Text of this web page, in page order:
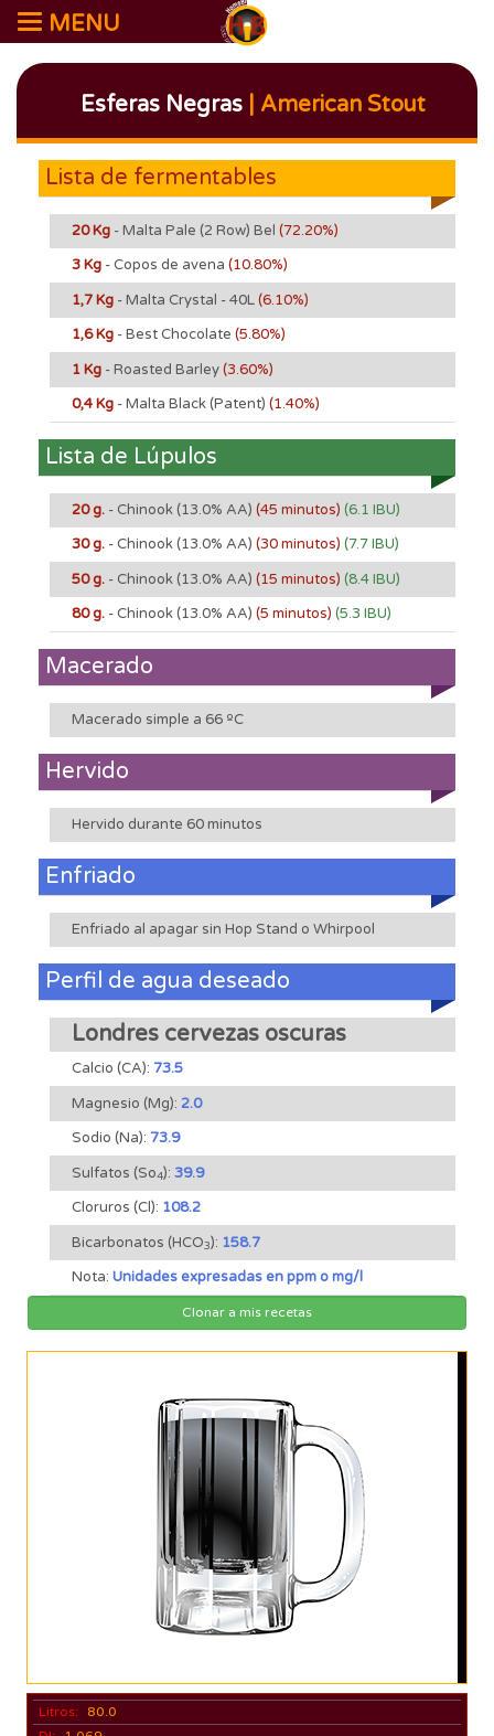
MENU
Esferas Negras| American Stout
Lista de fermentables
20 Kg - Malta Pale (2 Row) Bel (72.20%)
3 Kg - Copos de avena (10.80%)
1,7 Kg - Malta Crystal - 40L(6.10%)
1,6 Kg - Best Chocolate (5.80%)
1 Kg - Roasted Barley(3.60%)
0,4 Kg - Malta Black (Patent) (1.40%)
Lista de Lúpulos
20 g. - Chinook (13.0% AA) (45 minutos) (6.1 IBU)
30 g. - Chinook(13.0% AA) (30 minutos) (7.7 IBU)
50 g. - Chinook (13.0% AA) (15 minutos) (8.4 IBU)
80 g. - Chinook(13.0% AA) (5 minutos) (5.3 IBU)
Macerado
Macerado simple a 66 ºC
Hervido
Hervido durante 60 minutos
Enfriado
Enfriado al apagar sin Hop Stand o Whirpool
Perfil de agua deseado
Londres cervezas oscuras
Calcio (CA): 73.5
Magnesio (Mg): 2.0
Sodio (Na): 73.9
Sulfatos (So4): 39.9
Cloruros (Cl): 108.2
Bicarbonatos (HCO3): 158.7
Nota: Unidades expresadas en ppm o mg/l
Clonar a mis recetas
Litros:
80.0